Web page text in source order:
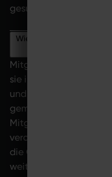
gesundheitsorientierte
Wie erhalten Mitglieder
Mitglieder erhalten
sie ihren EMS-Anzug
und Device) bei
gemeinsam mit dem
Mitgliedervertrag beim
verantwortlich ist.
die GO SYMBIONT
weiteren digitalen